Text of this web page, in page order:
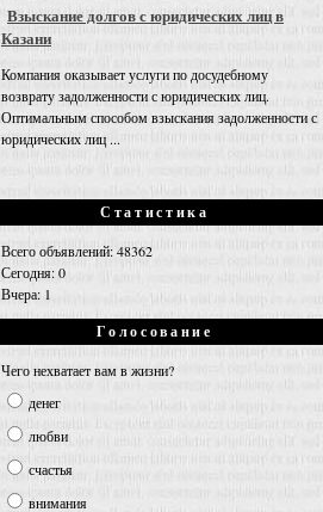
Взыскание долгов с юридических лиц в
Казани
Компания оказывает услуги по досудебному
возврату задолженности с юридических лиц.
Оптимальным способом взыскания задолженности с
юридических лиц ...
Статистика
Всего объявлений: 48362
Сегодня: 0
Вчера: 1
Голосование
Чего нехватает вам в жизни?
денег
любви
счастья
внимания